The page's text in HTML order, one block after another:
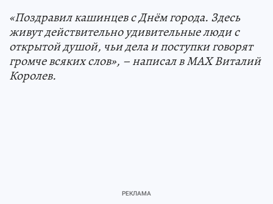
«Поздравил кашинцев с Днём города. Здесь
живут действительно удивительные люди с
открытой душой, чьи дела и поступки говорят
громче всяких слов», – написал в MAX Виталий
Королев.